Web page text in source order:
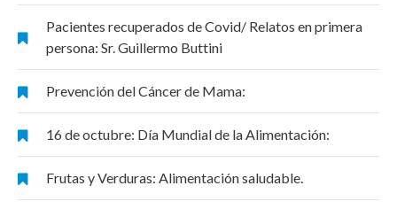
Pacientes recuperados de Covid/ Relatos en primera
persona: Sr. Guillermo Buttini
Prevención del Cáncer de Mama:
16 de octubre: Día Mundial de la Alimentación:
Frutas y Verduras: Alimentación saludable.